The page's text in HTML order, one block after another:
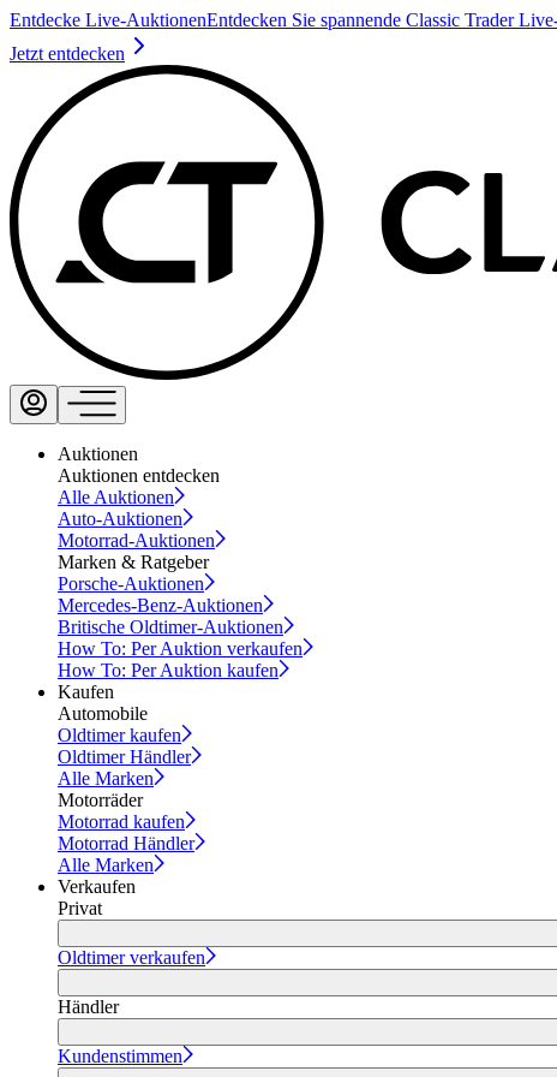
Entdecke Live-AuktionenEntdecken Sie spannende Classic Trader
Jetzt entdecken
Auktionen
Auktionen entdecken
Alle Auktionen
Auto-Auktionen
Motorrad-Auktionen
Marken & Ratgeber
Porsche-Auktionen
Mercedes-Benz-Auktionen
Britische Oldtimer-Auktionen
How To: Per Auktion verkaufen
How To: Per Auktion kaufen
Kaufen
Automobile
Oldtimer kaufen
Oldtimer Händler
Alle Marken
Motorräder
Motorrad kaufen
Motorrad Händler
Alle Marken
Verkaufen
Privat
Oldtimer verkaufen
Händler
Kundenstimmen